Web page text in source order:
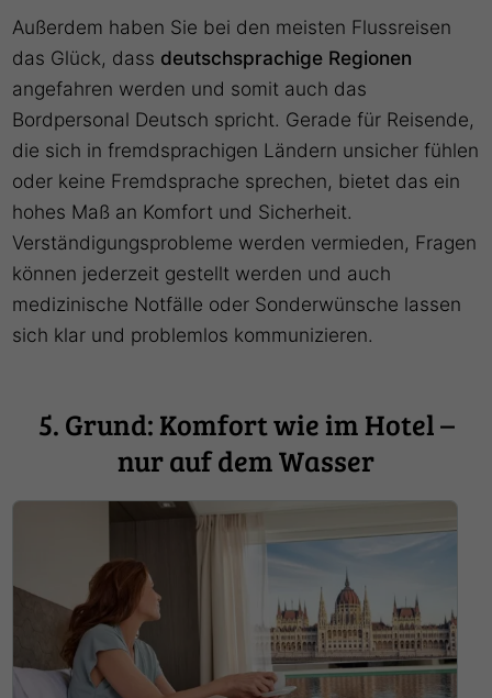
Außerdem haben Sie bei den meisten Flussreisen
das Glück, dass deutschsprachige Regionen
angefahren werden und somit auch das
Bordpersonal Deutsch spricht. Gerade für Reisende,
die sich in fremdsprachigen Ländern unsicher fühlen
oder keine Fremdsprache sprechen, bietet das ein
hohes Maß an Komfort und Sicherheit.
Verständigungsprobleme werden vermieden, Fragen
können jederzeit gestellt werden und auch
medizinische Notfälle oder Sonderwünsche lassen
sich klar und problemlos kommunizieren.
5. Grund: Komfort wie im Hotel –
nur auf dem Wasser